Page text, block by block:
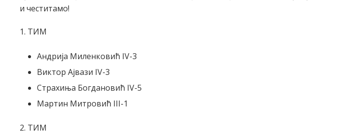
и честитамо!
1. ТИМ
Андрија Миленковић IV-3
Виктор Ајвази IV-3
Страхиња Богдановић IV-5
Мартин Митровић III-1
2. ТИМ